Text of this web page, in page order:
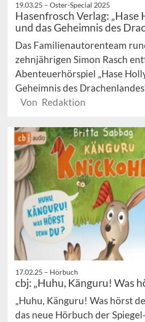
19.03.25 – Oster-Special 2025
Hasenfrosch Verlag: „Hase
und das Geheimnis des
Das Familienautorenteam
zehnjährigen Simon Rasch
Abenteuerhörspiel „Hase
Geheimnis des
Von Redaktion
17.02.25 – Hörbuch
cbj: „Huhu, Känguru! Was
„Huhu, Känguru! Was hörst
das neue Hörbuch der Spiegel-